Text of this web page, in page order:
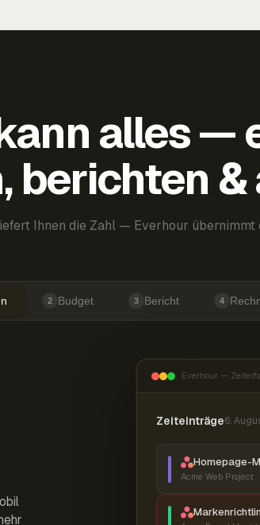
alles —
berichten &
Ihnen die Zahl — Everhour übernimmt
2 Budget 3 Bericht 4
Everhour —
Zeiteinträge6.
Homepage-
Acme Web Project